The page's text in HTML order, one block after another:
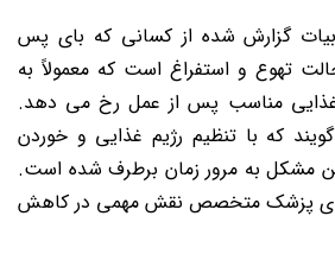
گزارش شده از کسانی که بای پس
تهوع و استفراغ است که معمولاً به
غذایی مناسب پس از عمل رخ می دهد.
که با تنظیم رژیم غذایی و خوردن
مشکل به مرور زمان برطرف شده است.
ای پزشک متخصص نقش مهمی در کاهش